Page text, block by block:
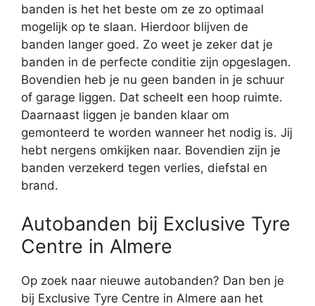
banden is het het beste om ze zo optimaal
mogelijk op te slaan. Hierdoor blijven de
banden langer goed. Zo weet je zeker dat je
banden in de perfecte conditie zijn opgeslagen.
Bovendien heb je nu geen banden in je schuur
of garage liggen. Dat scheelt een hoop ruimte.
Daarnaast liggen je banden klaar om
gemonteerd te worden wanneer het nodig is. Jij
hebt nergens omkijken naar. Bovendien zijn je
banden verzekerd tegen verlies, diefstal en
brand.
Autobanden bij Exclusive Tyre
Centre in Almere
Op zoek naar nieuwe autobanden? Dan ben je
bij Exclusive Tyre Centre in Almere aan het